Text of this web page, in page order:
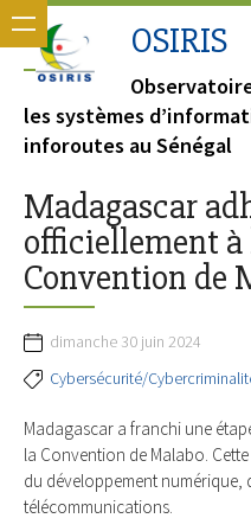
OSIRIS
les systèmes
inforoutes au Sénégal
Madagascar
officiellement à
Convention de
dimanche 30 juin 2024
Cybersécurité/
Madagascar a franchi une
la Convention de Malabo.
du développement numérique,
télécommunications.